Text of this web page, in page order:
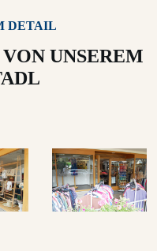
DETAIL
UNSEREM